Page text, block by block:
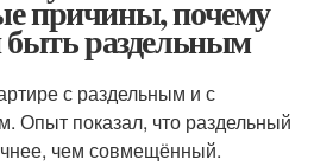
причины, почему
быть раздельным
с раздельным и с
Опыт показал, что раздельный
чем совмещённый.